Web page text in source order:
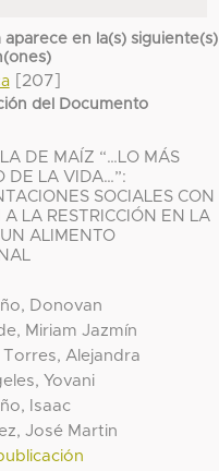
aparece en la(s) siguiente(s)
[207]
del Documento
DE MAÍZ “…LO MÁS
DE LA VIDA…”:
SOCIALES CON
A LA RESTRICCIÓN EN LA
ALIMENTO
Donovan
Miriam Jazmín
Torres, Alejandra
Yovani
Isaac
José Martin